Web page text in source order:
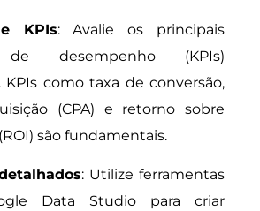
KPIs: Avalie os principais
de desempenho (KPIs)
como taxa de conversão,
(CPA) e retorno sobre
são fundamentais.
: Utilize ferramentas
Data Studio para criar